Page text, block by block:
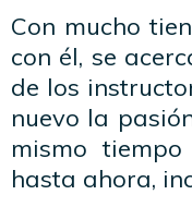
Con mucho
con él, se
de los
nuevo la
mismo
hasta ahora,